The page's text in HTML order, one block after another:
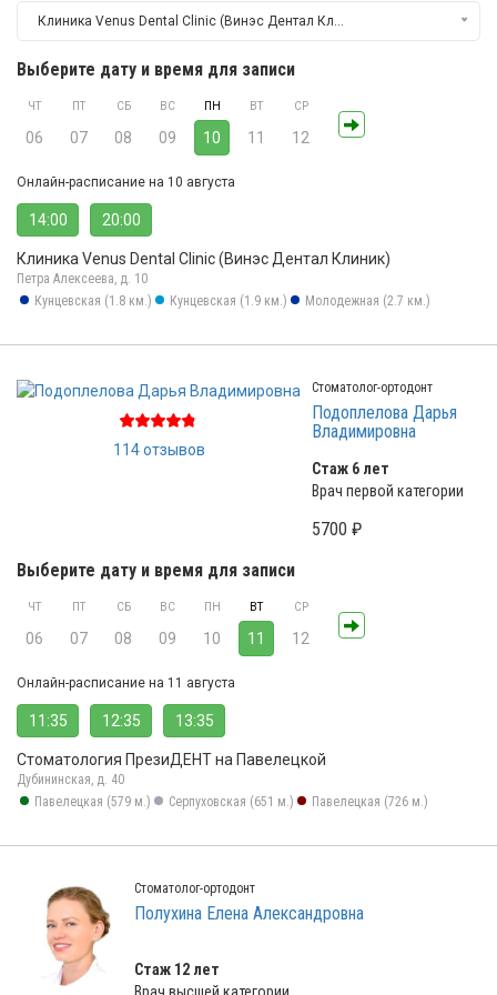
Клиника Venus Dental Clinic (Винэс Дентал Клиник)
Выберите дату и время для записи
ЧТ
06
ПТ
07
СБ
08
ВС
09
ПН
10
ВТ
11
СР
12
Онлайн-расписание на 10 августа
14:00 20:00
Клиника Venus Dental Clinic (Винэс Дентал Клиник)
Петра Алексеева, д. 10
Кунцевская (1.8 км.)
Кунцевская (1.9 км.) Молодежная (2.7 км.)
114 отзывов
Стоматолог-ортодонт
Подоплелова Дарья
Владимировна
Стаж 6 лет
Врач первой категории
5700 ₽
Выберите дату и время для записи
ЧТ
06
ПТ
07
СБ
08
ВС
09
ПН
10
ВТ
11
СР
12
Онлайн-расписание на 11 августа
11:35 12:35 13:35
Стоматология ПрезиДЕНТ на Павелецкой
Дубининская, д. 40
Павелецкая (579 м.)
Серпуховская (651 м.) Павелецкая (726 м.)
Стоматолог-ортодонт
Полухина Елена Александровна
Стаж 12 лет